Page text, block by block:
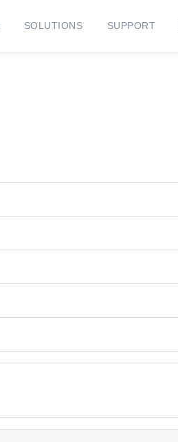
SOLUTIONS SUPPORT